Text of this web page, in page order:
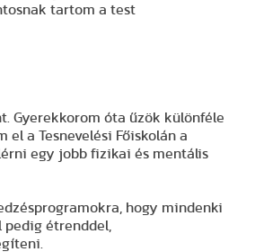
tartom a test
Gyerekkorom óta űzök különféle
a Tesnevelési Főiskolán a
egy jobb fizikai és mentális
hogy mindenki
étrenddel,